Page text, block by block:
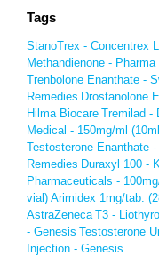
Tags
StanoTrex - Concentrex
Methandienone - Pharma
Trenbolone Enanthate -
Remedies Drostanolone
Hilma Biocare Tremilad -
Medical - 150mg/ml
Testosterone Enanthate
Remedies Duraxyl 100 -
Pharmaceuticals -
vial) Arimidex 1mg/tab.
AstraZeneca T3 -
- Genesis Testosterone
Injection - Genesis